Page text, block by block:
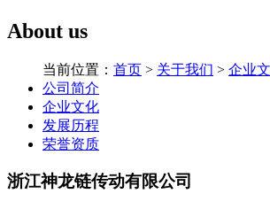
About us
当前位置： 首页 > 关于我们 > 企业
公司简介
企业文化
发展历程
荣誉资质
浙江神龙链传动有限公司